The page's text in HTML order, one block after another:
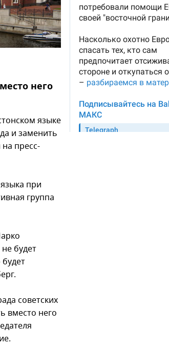
него
языке
и заменить
пресс-
при
группа
будет
советских
вместо него